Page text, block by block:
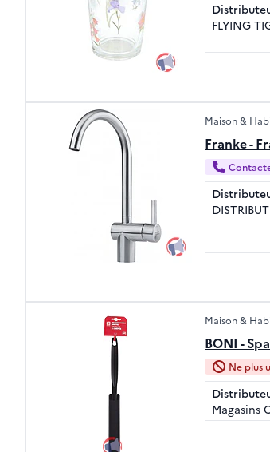
FLYING
Maison &
Franke -
Maison &
BONI -
Ne plus
Magasins